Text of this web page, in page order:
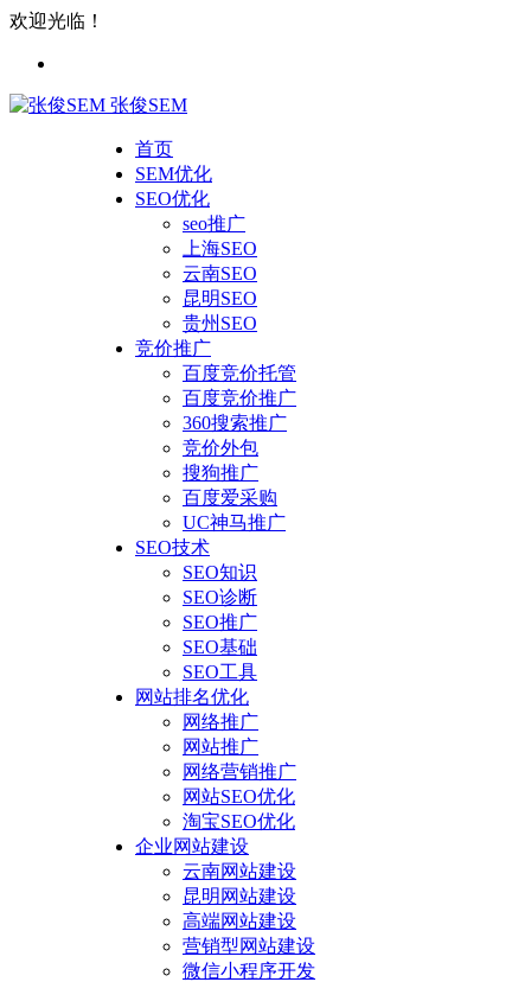
欢迎光临！
张俊SEM
首页
SEM优化
SEO优化
seo推广
上海SEO
云南SEO
昆明SEO
贵州SEO
竞价推广
百度竞价托管
百度竞价推广
360搜索推广
竞价外包
搜狗推广
百度爱采购
UC神马推广
SEO技术
SEO知识
SEO诊断
SEO推广
SEO基础
SEO工具
网站排名优化
网络推广
网站推广
网络营销推广
网站SEO优化
淘宝SEO优化
企业网站建设
云南网站建设
昆明网站建设
高端网站建设
营销型网站建设
微信小程序开发